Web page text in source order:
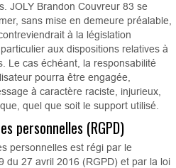
JOLY Brandon Couvreur 83 se
sans mise en demeure préalable,
à la législation
aux dispositions relatives à
Le cas échéant, la responsabilité
pourra être engagée,
à caractère raciste, injurieux,
quel que soit le support utilisé.
personnelles (RGPD)
personnelles est régi par le
du 27 avril 2016 (RGPD) et par la loi